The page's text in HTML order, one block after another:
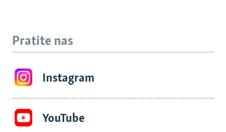
Pratite nas
Instagram
YouTube